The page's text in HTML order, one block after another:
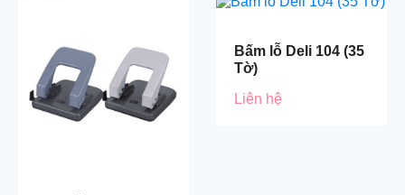
Bấm lỗ Deli 104 (35
Tờ)
Liên hệ